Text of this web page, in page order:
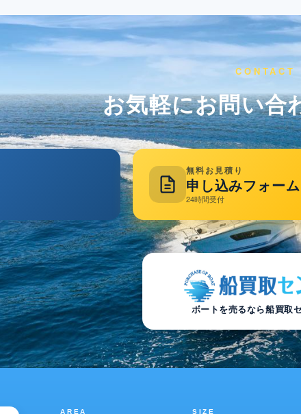
CONTACT
お気軽にお問い合
無料お見積り
申し込みフォーム
24時間受付
ボートを売るなら船買取
AREA SIZE